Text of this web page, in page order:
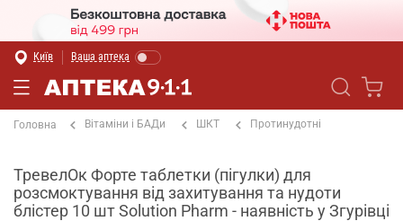
Київ Ваша аптека
Головна Вітаміни і БАДи ШКТ Протинудотні
ТревелОк Форте таблетки (пігулки) для
розсмоктування від захитування та нудоти
блістер 10 шт Solution Pharm - наявність у Згурівці